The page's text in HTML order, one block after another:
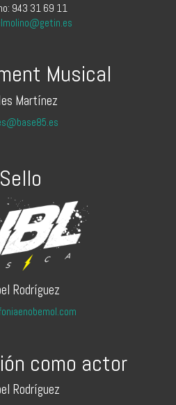
943 31 69 11
Musical
Martínez
Sello
Rodríguez
como actor
Rodríguez